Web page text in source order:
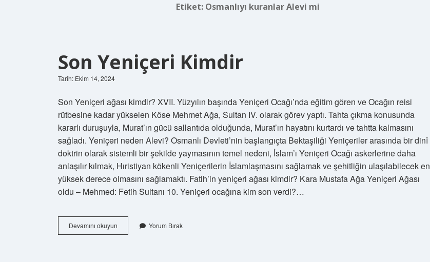
Etiket: Osmanlıyı kuranlar Alevi mi
Son Yeniçeri Kimdir
Tarih: Ekim 14, 2024
Son Yeniçeri ağası kimdir? XVII. Yüzyılın başında Yeniçeri Ocağı’nda eğitim gören ve Ocağın reisi
rütbesine kadar yükselen Köse Mehmet Ağa, Sultan IV. olarak görev yaptı. Tahta çıkma konusunda
kararlı duruşuyla, Murat’ın gücü sallantıda olduğunda, Murat’ın hayatını kurtardı ve tahtta kalmasını
sağladı. Yeniçeri neden Alevi? Osmanlı Devleti’nin başlangıçta Bektaşiliği Yeniçeriler arasında bir dinî
doktrin olarak sistemli bir şekilde yaymasının temel nedeni, İslam’ı Yeniçeri Ocağı askerlerine daha
anlaşılır kılmak, Hıristiyan kökenli Yeniçerilerin İslamlaşmasını sağlamak ve şehitliğin ulaşılabilecek en
yüksek derece olmasını sağlamaktı. Fatih’in yeniçeri ağası kimdir? Kara Mustafa Ağa Yeniçeri Ağası
oldu – Mehmed: Fetih Sultanı 10. Yeniçeri ocağına kim son verdi?…
Devamını okuyun
Yeniçeri
Yorum Bırak